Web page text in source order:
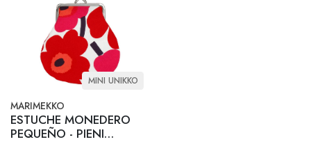
MINI UNIKKO
MARIMEKKO
ESTUCHE MONEDERO
PEQUEÑO - PIENI